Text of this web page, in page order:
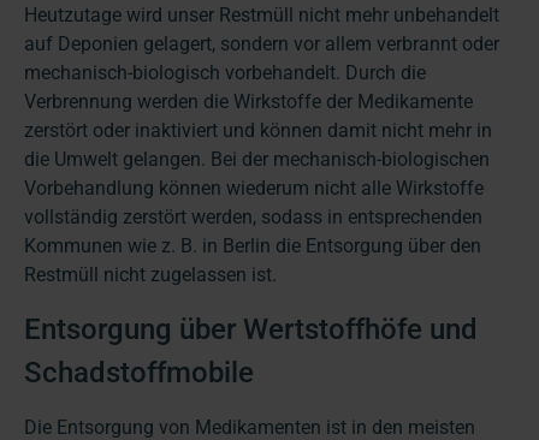
Heutzutage wird unser Restmüll nicht mehr unbehandelt
auf Deponien gelagert, sondern vor allem verbrannt oder
mechanisch-biologisch vorbehandelt. Durch die
Verbrennung werden die Wirkstoffe der Medikamente
zerstört oder inaktiviert und können damit nicht mehr in
die Umwelt gelangen. Bei der mechanisch-biologischen
Vorbehandlung können wiederum nicht alle Wirkstoffe
vollständig zerstört werden, sodass in entsprechenden
Kommunen wie z. B. in Berlin die Entsorgung über den
Restmüll nicht zugelassen ist.
Entsorgung über Wertstoffhöfe und
Schadstoffmobile
Die Entsorgung von Medikamenten ist in den meisten